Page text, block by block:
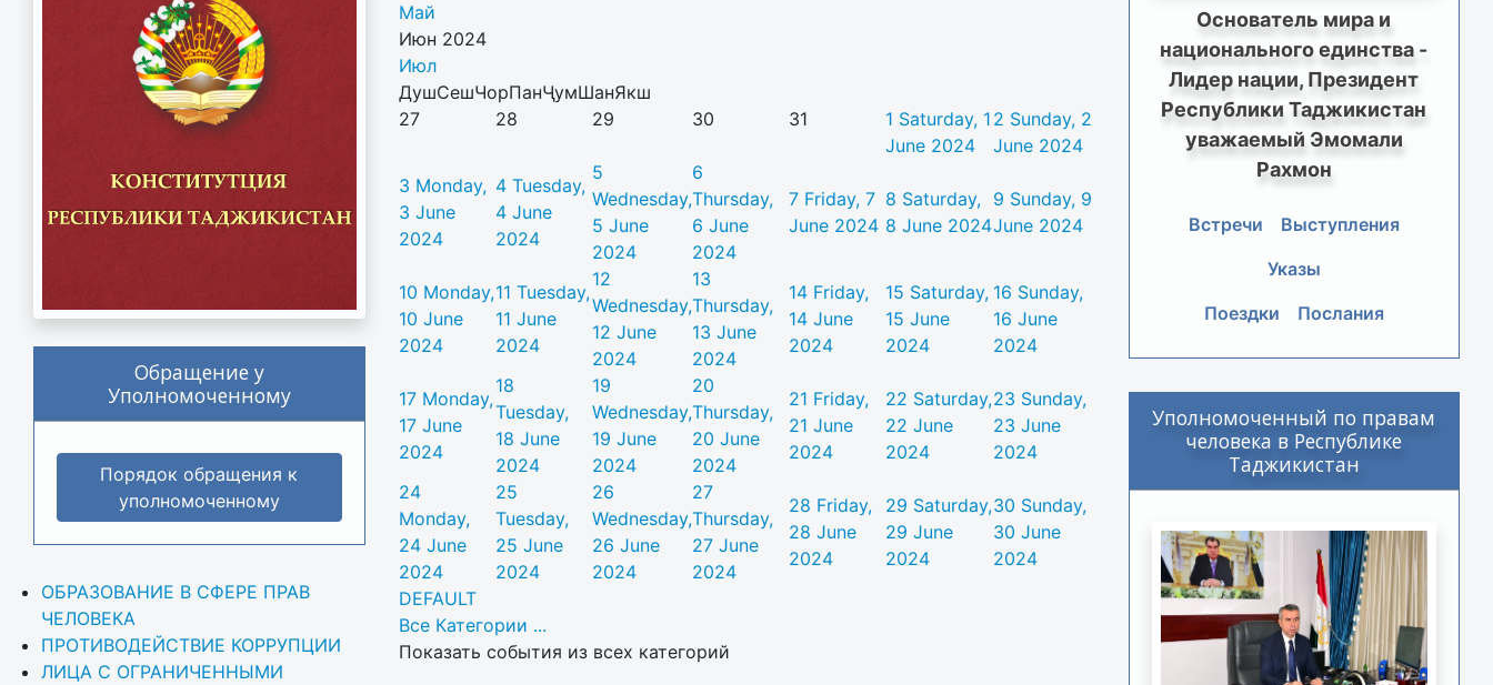
Обращение у
Уполномоченному
Порядок обращения к
уполномоченному
ОБРАЗОВАНИЕ В СФЕРЕ ПРАВ
ЧЕЛОВЕКА
ПРОТИВОДЕЙСТВИЕ КОРРУПЦИИ
ЛИЦА С ОГРАНИЧЕННЫМИ
Май
Июн 2024
Июл
ДушСешЧорПанҶумШанЯкш
27
28 29 30 31 1 Saturday, 1
June 2024
2 Sunday, 2
June 2024
3 Monday,
3 June
2024
4 Tuesday,
4 June
2024
5
Wednesday,
5 June
2024
6
Thursday,
6 June
2024
7 Friday, 7
June 2024
8 Saturday,
8 June 2024
9 Sunday, 9
June 2024
10 Monday,
10 June
2024
11 Tuesday,
11 June
2024
12
Wednesday,
12 June
2024
13
Thursday,
13 June
2024
14 Friday,
14 June
2024
15 Saturday,
15 June
2024
16 Sunday,
16 June
2024
17 Monday,
17 June
2024
18
Tuesday,
18 June
2024
19
Wednesday,
19 June
2024
20
Thursday,
20 June
2024
21 Friday,
21 June
2024
22 Saturday,
22 June
2024
23 Sunday,
23 June
2024
24
Monday,
24 June
2024
25
Tuesday,
25 June
2024
26
Wednesday,
26 June
2024
27
Thursday,
27 June
2024
28 Friday,
28 June
2024
29 Saturday,
29 June
2024
30 Sunday,
30 June
2024
DEFAULT
Все Категории ...
Показать события из всех категорий
Основатель мира и
национального единства -
Лидер нации, Президент
Республики Таджикистан
уважаемый Эмомали
Рахмон
Встречи
Выступления
Указы
Поездки
Послания
Уполномоченный по правам
человека в Республике
Таджикистан